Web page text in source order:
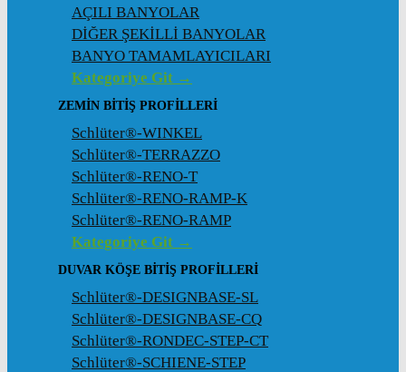
AÇILI BANYOLAR
DİĞER ŞEKİLLİ BANYOLAR
BANYO TAMAMLAYICILARI
Kategoriye Git →
ZEMIN BITIŞ PROFILLERI
Schlüter®-WINKEL
Schlüter®-TERRAZZO
Schlüter®-RENO-T
Schlüter®-RENO-RAMP-K
Schlüter®-RENO-RAMP
Kategoriye Git →
DUVAR KÖŞE BITIŞ PROFILLERI
Schlüter®-DESIGNBASE-SL
Schlüter®-DESIGNBASE-CQ
Schlüter®-RONDEC-STEP-CT
Schlüter®-SCHIENE-STEP